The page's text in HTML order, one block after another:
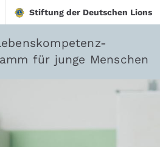
Stiftung der Deutschen Lions
für junge Menschen
- Lions-Quest